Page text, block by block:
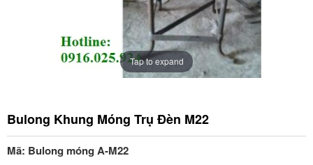
Tap to expand
Bulong Khung Móng Trụ Đèn M22
Mã: Bulong móng A-M22